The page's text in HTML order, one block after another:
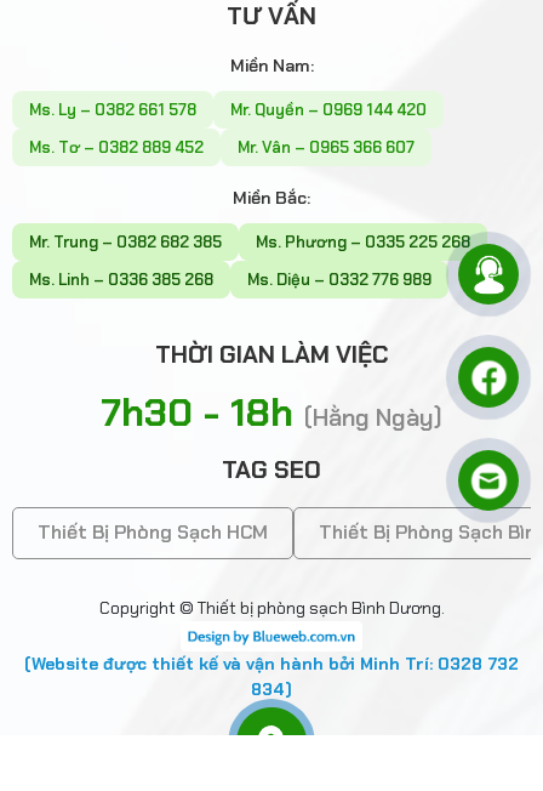
TƯ VẤN
Miền Nam:
Ms. Ly – 0382 661 578
Mr. Quyền – 0969 144 420
Ms. Tơ – 0382 889 452
Mr. Vân – 0965 366 607
Miền Bắc:
Mr. Trung – 0382 682 385
Ms. Phương – 0335 225 268
Ms. Linh – 0336 385 268
Ms. Diệu – 0332 776 989
THỜI GIAN LÀM VIỆC
7h30 - 18h (Hằng Ngày)
TAG SEO
Thiết Bị Phòng Sạch HCM Thiết Bị Phòng Sạch
Copyright © Thiết bị phòng sạch Bình Dương.
(Website được thiết kế và vận hành bởi Minh Trí: 0328 732
834)